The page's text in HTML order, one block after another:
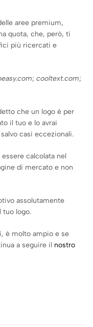
aree premium,
quota, che, però, ti
più ricercati e
; cooltext.com;
che un logo è per
il tuo e lo avrai
casi eccezionali.
calcolata nel
di mercato e non
assolutamente
tuo logo.
è molto ampio e se
a seguire il nostro